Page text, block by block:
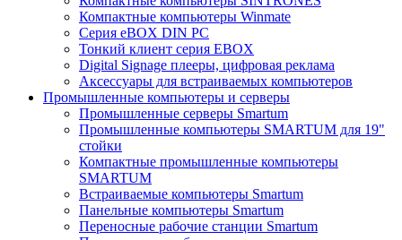
Компактные компьютеры Winmate
Серия eBOX DIN PC
Тонкий клиент серия EBOX
Digital Signage плееры, цифровая реклама
Аксессуары для встраиваемых компьютеров
Промышленные компьютеры и серверы
Промышленные серверы Smartum
Промышленные компьютеры SMARTUM для 19"
стойки
Компактные промышленные компьютеры
SMARTUM
Встраиваемые компьютеры Smartum
Панельные компьютеры Smartum
Переносные рабочие станции Smartum